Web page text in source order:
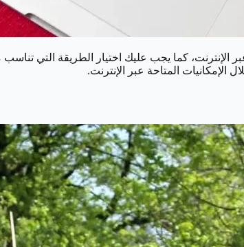
كما يجب عليك اختيار الطريقة التي تناسب
الإمكانيات المتاحة عبر الإنترنت.